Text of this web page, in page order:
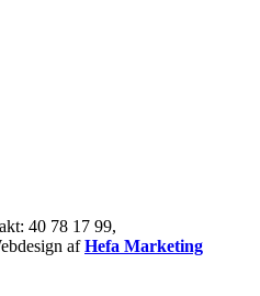
40 78 17 99,
afHefa Marketing